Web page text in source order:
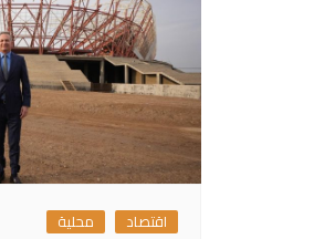
اقتصاد محلية